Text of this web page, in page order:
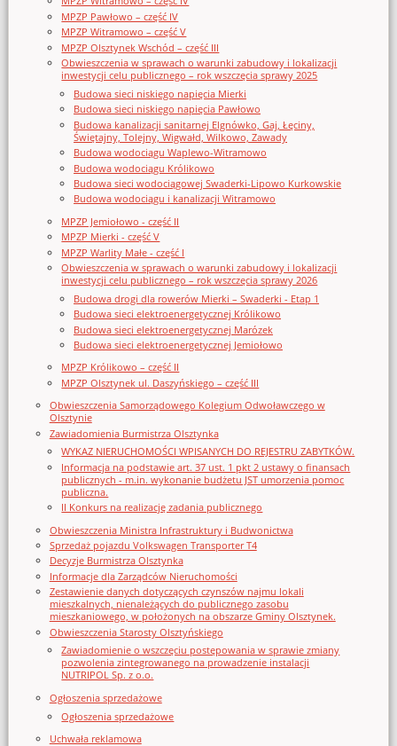
MPZP Pawłowo – część IV
MPZP Witramowo – część V
MPZP Olsztynek Wschód – część III
Obwieszczenia w sprawach o warunki zabudowy i lokalizacji
inwestycji celu publicznego – rok wszczęcia sprawy 2025
Budowa sieci niskiego napięcia Mierki
Budowa sieci niskiego napięcia Pawłowo
Budowa kanalizacji sanitarnej Elgnówko, Gaj, Łęciny,
Świętajny, Tolejny, Wigwałd, Wilkowo, Zawady
Budowa wodociągu Waplewo-Witramowo
Budowa wodociągu Królikowo
Budowa sieci wodociągowej Swaderki-Lipowo Kurkowskie
Budowa wodociągu i kanalizacji Witramowo
MPZP Jemiołowo - część II
MPZP Mierki - część V
MPZP Warlity Małe - część I
Obwieszczenia w sprawach o warunki zabudowy i lokalizacji
inwestycji celu publicznego – rok wszczęcia sprawy 2026
Budowa drogi dla rowerów Mierki – Swaderki - Etap 1
Budowa sieci elektroenergetycznej Królikowo
Budowa sieci elektroenergetycznej Marózek
Budowa sieci elektroenergetycznej Jemiołowo
MPZP Królikowo – część II
MPZP Olsztynek ul. Daszyńskiego – część III
Obwieszczenia Samorządowego Kolegium Odwoławczego w
Olsztynie
Zawiadomienia Burmistrza Olsztynka
WYKAZ NIERUCHOMOŚCI WPISANYCH DO REJESTRU ZABYTKÓW.
Informacja na podstawie art. 37 ust. 1 pkt 2 ustawy o finansach
publicznych - m.in. wykonanie budżetu JST umorzenia pomoc
publiczna.
II Konkurs na realizację zadania publicznego
Obwieszczenia Ministra Infrastruktury i Budwonictwa
Sprzedaż pojazdu Volkswagen Transporter T4
Decyzje Burmistrza Olsztynka
Informacje dla Zarządców Nieruchomości
Zestawienie danych dotyczących czynszów najmu lokali
mieszkalnych, nienależących do publicznego zasobu
mieszkaniowego, w położonych na obszarze Gminy Olsztynek.
Obwieszczenia Starosty Olsztyńskiego
Zawiadomienie o wszczęciu postępowania w sprawie zmiany
pozwolenia zintegrowanego na prowadzenie instalacji
NUTRIPOL Sp. z o.o.
Ogłoszenia sprzedażowe
Ogłoszenia sprzedażowe
Uchwała reklamowa